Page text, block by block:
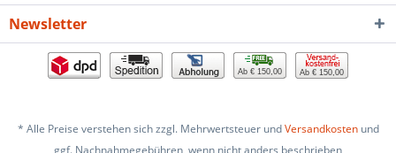
Newsletter
Ab € 150,00 Ab € 150,00
* Alle Preise verstehen sich zzgl. Mehrwertsteuer undVersandkostenund